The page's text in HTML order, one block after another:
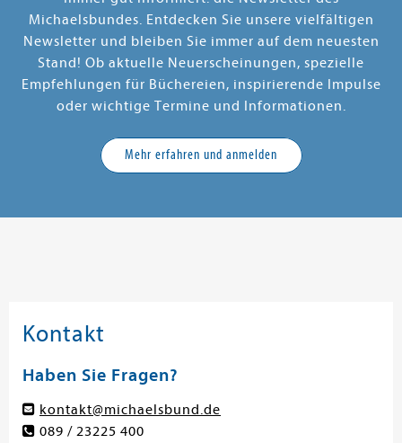
Michaelsbundes. Entdecken Sie unsere vielfältigen
Newsletter und bleiben Sie immer auf dem neuesten
Stand! Ob aktuelle Neuerscheinungen, spezielle
Empfehlungen für Büchereien, inspirierende Impulse
oder wichtige Termine und Informationen.
Mehr erfahren und anmelden
Kontakt
Haben Sie Fragen?
kontakt@michaelsbund.de
089 / 23225 400